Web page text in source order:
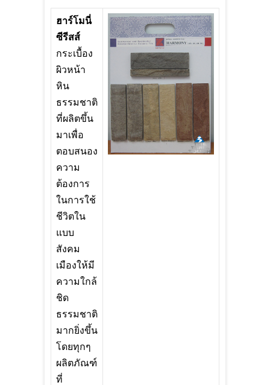
ฮาร์โมนี่
ซีรีสส์
กระเบื้อง
ผิวหน้า
หิน
ธรรมชาติ
ที่ผลิตขึ้น
มาเพื่อ
ตอบสนอง
ความ
ต้องการ
ในการใช้
ชีวิตใน
แบบ
สังคม
เมืองให้มี
ความใกล้
ชิด
ธรรมชาติ
มากยิ่งขึ้น
โดยทุกๆ
ผลิตภัณฑ์
ที่